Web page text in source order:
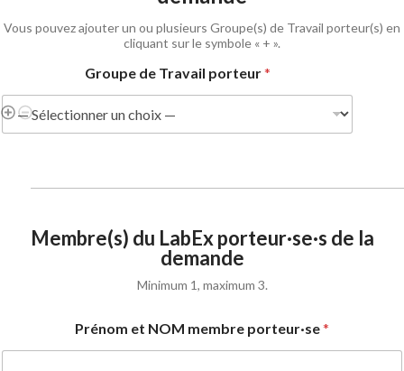
Vous pouvez ajouter un ou plusieurs Groupe(s) de Travail porteur(s) en
cliquant sur le symbole « + ».
Groupe de Travail porteur*
Membre(s) du LabEx porteur·se·s de la
demande
Minimum 1, maximum 3.
Prénom et NOM membre porteur·se*